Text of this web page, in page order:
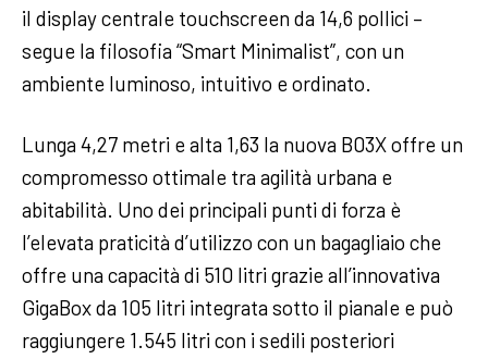
il display centrale touchscreen da 14,6 pollici –
segue la filosofia “Smart Minimalist”, con un
ambiente luminoso, intuitivo e ordinato.
Lunga 4,27 metri e alta 1,63 la nuova B03X offre un
compromesso ottimale tra agilità urbana e
abitabilità. Uno dei principali punti di forza è
l’elevata praticità d’utilizzo con un bagagliaio che
offre una capacità di 510 litri grazie all’innovativa
GigaBox da 105 litri integrata sotto il pianale e può
raggiungere 1.545 litri con i sedili posteriori